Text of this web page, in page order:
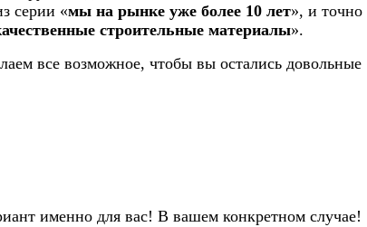
серии «мы на рынке уже более 10 лет», и точно
строительные материалы».
все возможное, чтобы вы остались довольные
именно для вас! В вашем конкретном случае!